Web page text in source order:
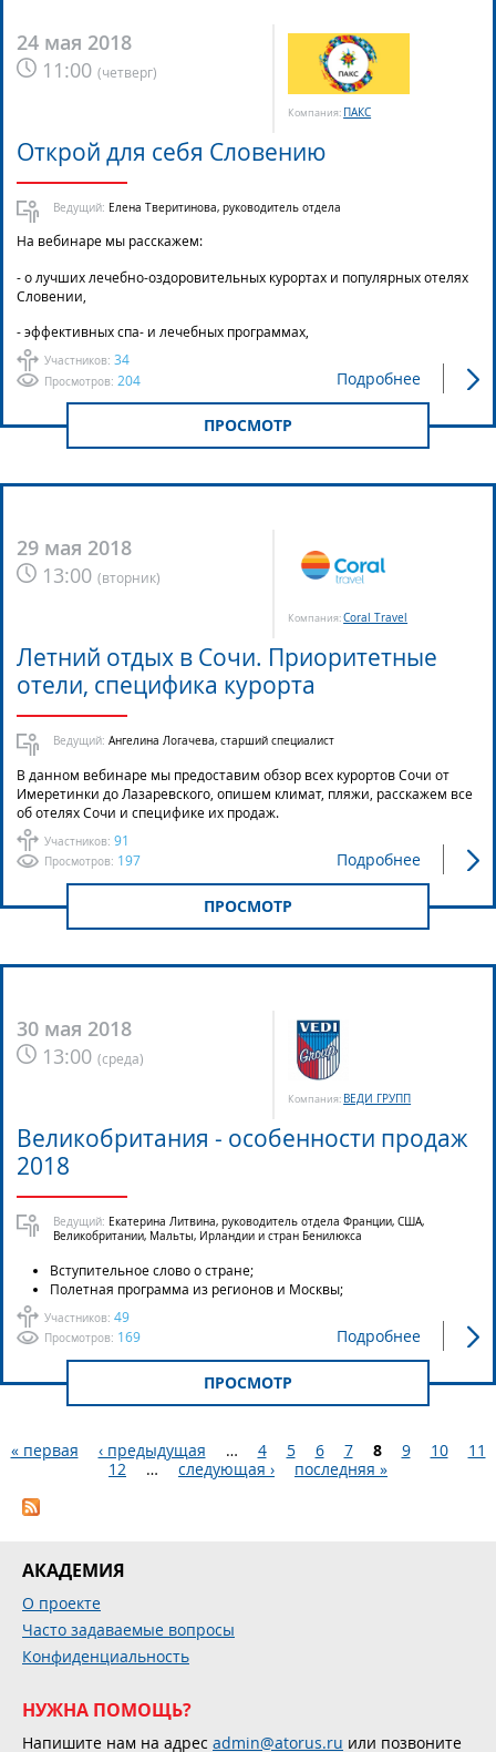
24 мая 2018
11:00 (четверг)
Компания: ПАКС
Участников: 34
Просмотров: 204
Открой для себя Словению
Ведущий: Елена Тверитинова, руководитель отдела
На вебинаре мы расскажем:
- о лучших лечебно-оздоровительных курортах и популярных отелях
Словении,
- эффективных спа- и лечебных программах,
Подробнее
ПРОСМОТР
29 мая 2018
13:00 (вторник)
Компания:Coral Travel
Участников: 91
Просмотров: 197
Летний отдых в Сочи. Приоритетные
отели, специфика курорта
Ведущий: Ангелина Логачева, старший специалист
В данном вебинаре мы предоставим обзор всех курортов Сочи от
Имеретинки до Лазаревского, опишем климат, пляжи, расскажем все
об отелях Сочи и специфике их продаж.
Подробнее
ПРОСМОТР
30 мая 2018
13:00 (среда)
Компания: ВЕДИ ГРУПП
Участников: 49
Просмотров: 169
Великобритания - особенности продаж
2018
Ведущий: Екатерина Литвина, руководитель отдела Франции, США,
Великобритании, Мальты, Ирландии и стран Бенилюкса
Вступительное слово о стране;
Полетная программа из регионов и Москвы;
Подробнее
ПРОСМОТР
Страницы
« первая ‹ предыдущая … 4 5 6 7 8 9 10
11
12
… следующая › последняя »
АКАДЕМИЯ
О проекте
Часто задаваемые вопросы
Конфиденциальность
НУЖНА ПОМОЩЬ?
Напишите нам на адрес admin@atorus.ru или позвоните